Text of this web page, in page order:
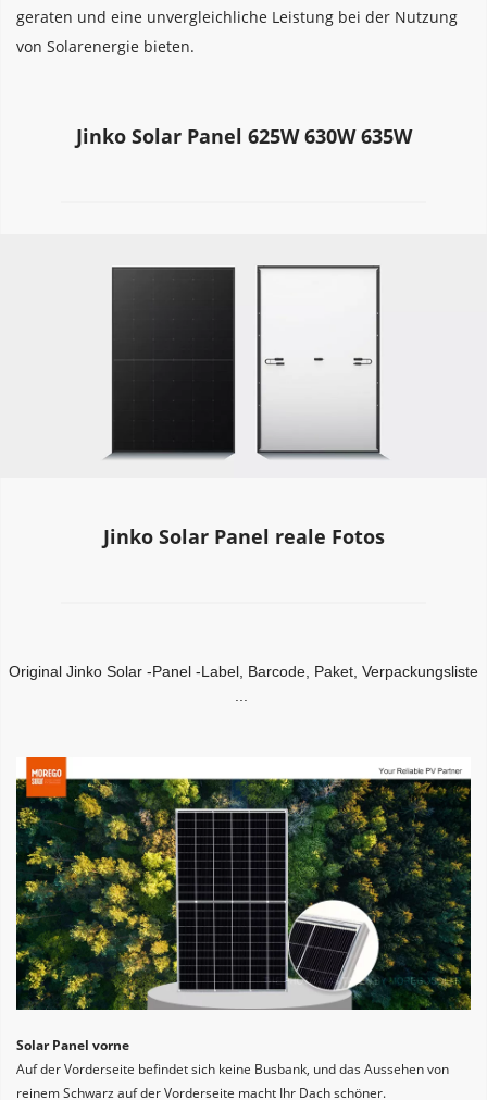
geraten und eine unvergleichliche Leistung bei der Nutzung
von Solarenergie bieten.
Jinko Solar Panel 625W 630W 635W
Jinko Solar Panel reale Fotos
Original Jinko Solar -Panel -Label, Barcode, Paket, Verpackungsliste
...
Solar Panel vorne
Auf der Vorderseite befindet sich keine Busbank, und das Aussehen von
reinem Schwarz auf der Vorderseite macht Ihr Dach schöner.